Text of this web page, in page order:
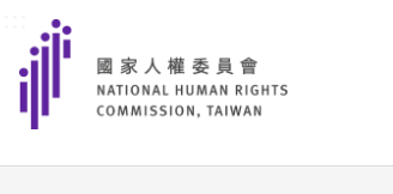
前往主要內容區塊